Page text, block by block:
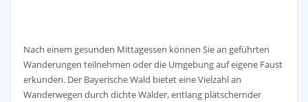
Nach einem gesunden Mittagessen können Sie an geführten
Wanderungen teilnehmen oder die Umgebung auf eigene Faust
erkunden. Der Bayerische Wald bietet eine Vielzahl an
Wanderwegen durch dichte Wälder, entlang plätschernder